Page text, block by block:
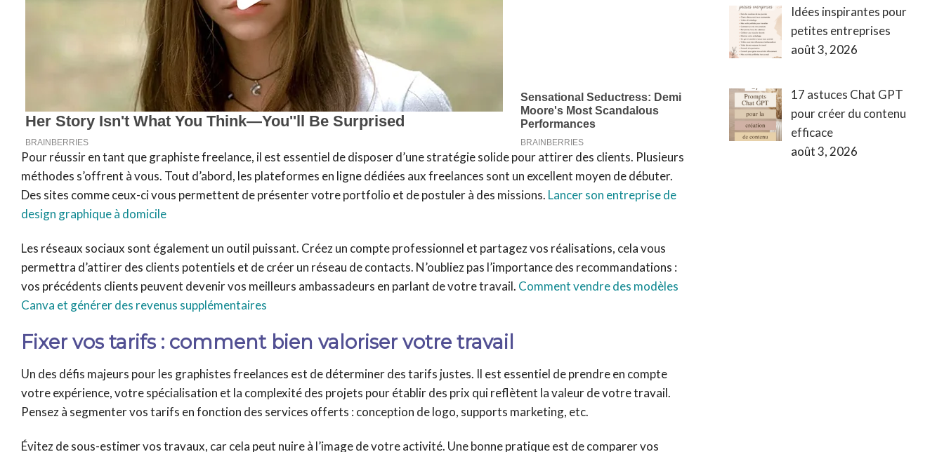
Pour réussir en tant que graphiste freelance, il est essentiel de disposer d’une stratégie solide pour attirer des clients. Plusieurs
méthodes s’offrent à vous. Tout d’abord, les plateformes en ligne dédiées aux freelances sont un excellent moyen de débuter.
Des sites comme ceux-ci vous permettent de présenter votre portfolio et de postuler à des missions. Lancer son entreprise de
design graphique à domicile
Les réseaux sociaux sont également un outil puissant. Créez un compte professionnel et partagez vos réalisations, cela vous
permettra d’attirer des clients potentiels et de créer un réseau de contacts. N’oubliez pas l’importance des recommandations :
vos précédents clients peuvent devenir vos meilleurs ambassadeurs en parlant de votre travail. Comment vendre des modèles
Canva et générer des revenus supplémentaires
Fixer vos tarifs : comment bien valoriser votre travail
Un des défis majeurs pour les graphistes freelances est de déterminer des tarifs justes. Il est essentiel de prendre en compte
votre expérience, votre spécialisation et la complexité des projets pour établir des prix qui reflètent la valeur de votre travail.
Pensez à segmenter vos tarifs en fonction des services offerts : conception de logo, supports marketing, etc.
Évitez de sous-estimer vos travaux, car cela peut nuire à l’image de votre activité. Une bonne pratique est de comparer vos
Idées inspirantes pour
petites entreprises
août 3, 2026
17 astuces Chat GPT
pour créer du contenu
efficace
août 3, 2026